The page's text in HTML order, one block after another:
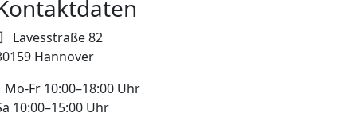
Lavesstraße 82
Hannover
Mo-Fr 10:00–18:00 Uhr
10:00–15:00 Uhr